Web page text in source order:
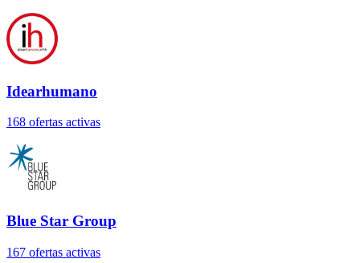
Idearhumano
168 ofertas activas
Blue Star Group
167 ofertas activas